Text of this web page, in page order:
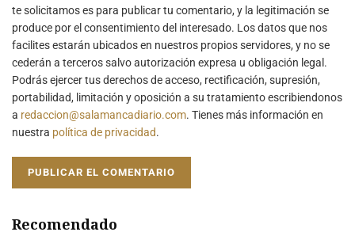
te solicitamos es para publicar tu comentario, y la legitimación se
produce por el consentimiento del interesado. Los datos que nos
facilites estarán ubicados en nuestros propios servidores, y no se
cederán a terceros salvo autorización expresa u obligación legal.
Podrás ejercer tus derechos de acceso, rectificación, supresión,
portabilidad, limitación y oposición a su tratamiento escribiendonos
a redaccion@salamancadiario.com. Tienes más información en
nuestra política de privacidad.
Recomendado